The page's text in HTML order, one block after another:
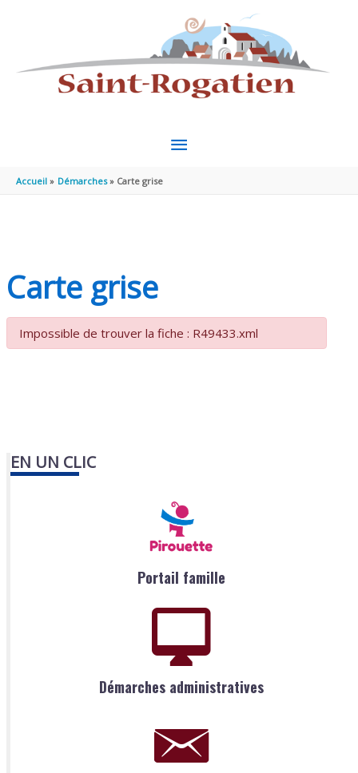
MENU
Accueil Démarches Carte grise
Carte grise
Impossible de trouver la fiche : R49433.xml
EN UN CLIC
Portail famille
Démarches administratives